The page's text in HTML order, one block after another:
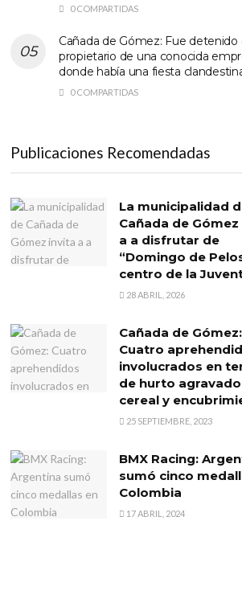
0 COMPARTIDAS
Cañada de Gómez: Fue detenido
propietario de una conocida
donde había una fiesta
0 COMPARTIDAS
Publicaciones Recomendadas
La municipalidad
Cañada de
a a disfrutar de
“Domingo de
centro de la
28 ABRIL, 2026
Cañada de Gómez:
Cuatro
involucrados en
de hurto
cereal y
25 SEPTIEMBRE, 2023
BMX Racing:
sumó cinco
Colombia
17 ABRIL, 2024